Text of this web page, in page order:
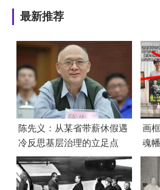
最新推荐
陈先义：从某省带薪休假遇
冷反思基层治理的立足点
画
魂幡